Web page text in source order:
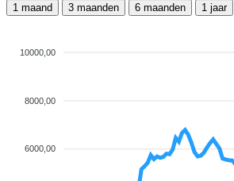
1 maand 3 maanden 6 maanden 1 jaar
10000,00
8000,00
6000,00